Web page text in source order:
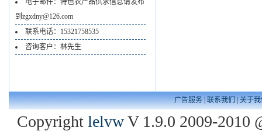
电子邮件：特色农产品供求信息请发布
到zgxdny@126.com
联系电话：15321758535
咨询客户：林先生
广告服务|联系我们|关于
Copyright lelvwV 1.9.0 2009-2010